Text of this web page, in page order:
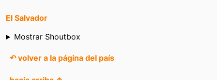
El Salvador
Shoutbox
Mostrar Shoutbox
↶ volver a la página del país